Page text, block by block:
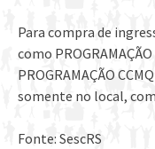
Para compra de
como PROGRAMAÇÃO
PROGRAMAÇÃO
somente no local,
Fonte: SescRS